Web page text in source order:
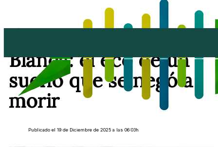
Blanca: el eco de un
sueño que se negó a
morir
Publicado el 19 de Diciembre de 2025 a las 06:03h